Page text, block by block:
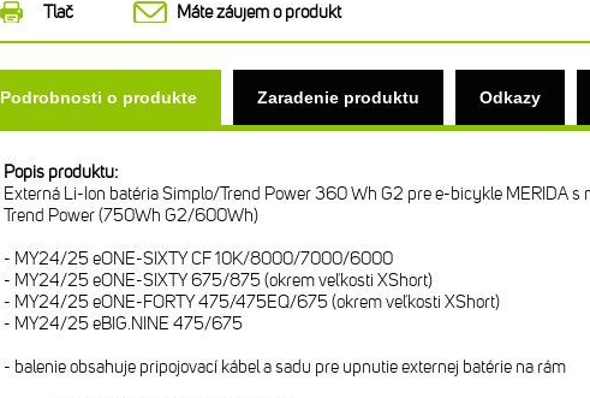
Tlač Máte záujem o produkt
Podrobnosti o produkte Zaradenie produktu Odkazy
Popis produktu:
Externá Li-Ion batéria Simplo/Trend Power 360 Wh G2 pre e-bicykle MERIDA
Trend Power (750Wh G2/600Wh)
- MY24/25 eONE-SIXTY CF 10K/8000/7000/6000
- MY24/25 eONE-SIXTY 675/875 (okrem veľkosti XShort)
- MY24/25 eONE-FORTY 475/475EQ/675 (okrem veľkosti XShort)
- MY24/25 eBIG.NINE 475/675
- balenie obsahuje pripojovací kábel a sadu pre upnutie externej batérie na rám